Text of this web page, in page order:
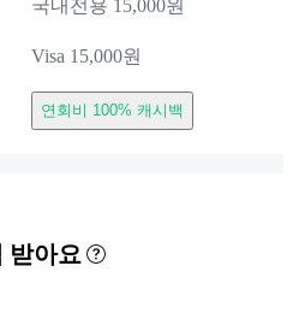
국내전용 15,000원
Visa 15,000원
연회비 100% 캐시백
받아요